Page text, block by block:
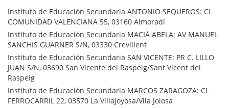
Instituto de Educación Secundaria ANTONIO SEQUEROS: CL
COMUNIDAD VALENCIANA 55, 03160 Almoradí
Instituto de Educación Secundaria MACIÀ ABELA: AV MANUEL
SANCHIS GUARNER S/N, 03330 Crevillent
Instituto de Educación Secundaria SAN VICENTE: PR C. LILLO
JUAN S/N, 03690 San Vicente del Raspeig/Sant Vicent del
Raspeig
Instituto de Educación Secundaria MARCOS ZARAGOZA: CL
FERROCARRIL 22, 03570 La Villajoyosa/Vila Joiosa